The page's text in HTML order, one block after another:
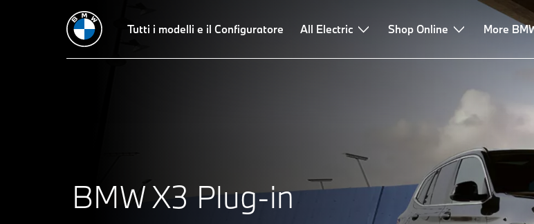
Tutti i modelli e il Configuratore All Electric Shop Online More
BMW X3 Plug-in